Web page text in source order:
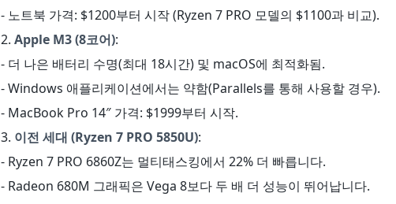
- 노트북 가격: $1200부터 시작 (Ryzen 7 PRO 모델의 $1100과 비교).
2. Apple M3 (8코어):
- 더 나은 배터리 수명(최대 18시간) 및 macOS에 최적화됨.
- Windows 애플리케이션에서는 약함(Parallels를 통해 사용할 경우).
- MacBook Pro 14″ 가격: $1999부터 시작.
3. 이전 세대 (Ryzen 7 PRO 5850U):
- Ryzen 7 PRO 6860Z는 멀티태스킹에서 22% 더 빠릅니다.
- Radeon 680M 그래픽은 Vega 8보다 두 배 더 성능이 뛰어납니다.